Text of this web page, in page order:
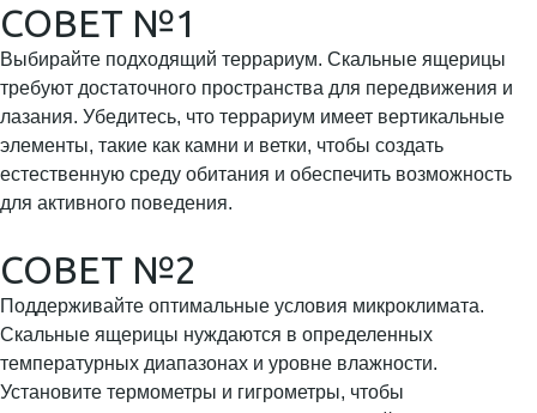
СОВЕТ №1
Выбирайте подходящий террариум. Скальные ящерицы
требуют достаточного пространства для передвижения и
лазания. Убедитесь, что террариум имеет вертикальные
элементы, такие как камни и ветки, чтобы создать
естественную среду обитания и обеспечить возможность
для активного поведения.
СОВЕТ №2
Поддерживайте оптимальные условия микроклимата.
Скальные ящерицы нуждаются в определенных
температурных диапазонах и уровне влажности.
Установите термометры и гигрометры, чтобы